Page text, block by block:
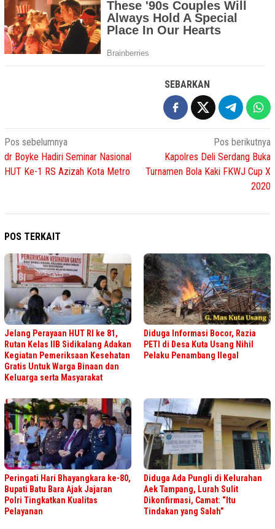
SEBARKAN
Navigasi
pos
Pos sebelumnya
dr Boyke Hadiri Seminar Nasional
HUT Ke-1 RS Azizah Kota Metro
Pos berikutnya
Kapolres Deli Serdang Buka
Turnamen Bola Kaki FKWJ Cup X
2020
POS TERKAIT
Jelang Perayaan HUT RI ke 81,
Rutan Kelas IIB Sidikalang Adakan
Kegiatan Pemeriksaan Kesehatan
Gratis Untuk Warga Binaan dan
Keluarga serta Masyarakat
Diduga Informasi Bocor, Razia
PETI di Desa Kuta Usang Nihil
Pelaku Penambang Ilegal
Peringati Hari Bhayangkara ke-80,
Bupati Batu Bara Ajak Jajaran
Polri Tingkatkan Kualitas
Pelayanan
Diduga Ada Pungli di Kelurahan
Aek Tampang, Lurah Sulit
Dikonfirmasi, Camat: “Itu
Tindakan yang Salah”